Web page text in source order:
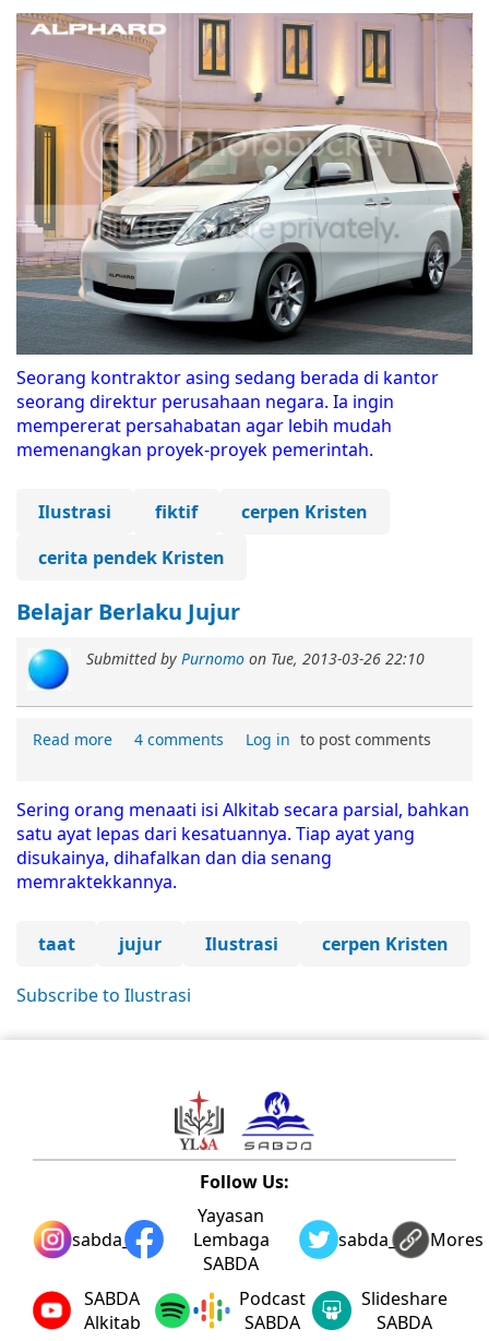
Seorang kontraktor asing sedang berada di kantor
seorang direktur perusahaan negara. Ia ingin
mempererat persahabatan agar lebih mudah
memenangkan proyek-proyek pemerintah.
Ilustrasi fiktif
cerpen Kristen
cerita pendek Kristen
Belajar Berlaku Jujur
Submitted by Purnomo on Tue, 2013-03-26 22:10
Read more 4 comments Log in to post comments
Sering orang menaati isi Alkitab secara parsial, bahkan
satu ayat lepas dari kesatuannya. Tiap ayat yang
disukainya, dihafalkan dan dia senang
memraktekkannya.
taat jujur Ilustrasi cerpen Kristen
Subscribe to Ilustrasi
Follow Us:
sabda_ylsa
Yayasan
Lembaga
SABDA
sabda_ylsaMores
SABDA
Alkitab
Podcast
SABDA
Slideshare
SABDA